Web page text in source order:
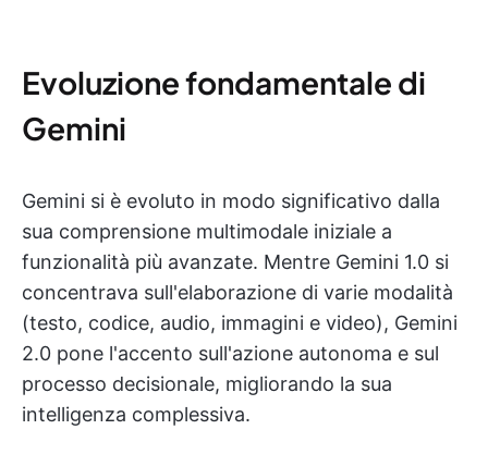
Evoluzione fondamentale di
Gemini
Gemini si è evoluto in modo significativo dalla
sua comprensione multimodale iniziale a
funzionalità più avanzate. Mentre Gemini 1.0 si
concentrava sull'elaborazione di varie modalità
(testo, codice, audio, immagini e video), Gemini
2.0 pone l'accento sull'azione autonoma e sul
processo decisionale, migliorando la sua
intelligenza complessiva.